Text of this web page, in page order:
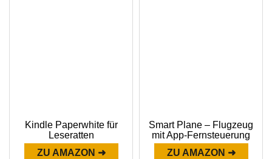
Kindle Paperwhite für
Leseratten
ZU AMAZON ➜
Smart Plane – Flugzeug
mit App-Fernsteuerung
ZU AMAZON ➜